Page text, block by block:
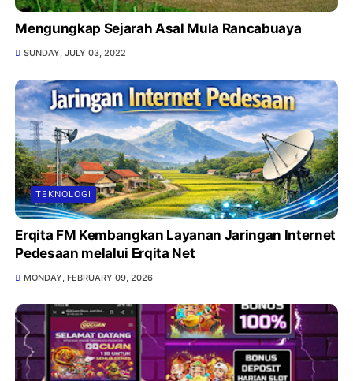
Mengungkap Sejarah Asal Mula Rancabuaya
SUNDAY, JULY 03, 2022
TEKNOLOGI
Erqita FM Kembangkan Layanan Jaringan Internet
Pedesaan melalui Erqita Net
MONDAY, FEBRUARY 09, 2026